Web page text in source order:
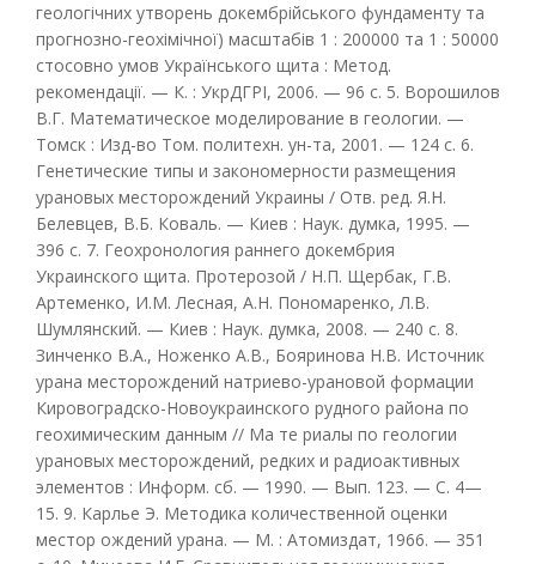
геологічних утворень докембрійського фундаменту та
прогнозно-геохімічної) масштабів 1 : 200000 та 1 : 50000
стосовно умов Українського щита : Метод.
рекомендації. — К. : УкрДГРІ, 2006. — 96 с. 5. Ворошилов
В.Г. Математическое моделирование в геологии. —
Томск : Изд-во Том. политехн. ун-та, 2001. — 124 с. 6.
Генетические типы и закономерности размещения
урановых месторождений Украины / Отв. ред. Я.Н.
Белевцев, В.Б. Коваль. — Киев : Наук. думка, 1995. —
396 с. 7. Геохронология раннего докембрия
Украинского щита. Протерозой / Н.П. Щербак, Г.В.
Артеменко, И.М. Лесная, А.Н. Пономаренко, Л.В.
Шумлянский. — Киев : Наук. думка, 2008. — 240 с. 8.
Зинченко В.А., Ноженко А.В., Бояринова Н.В. Источник
урана месторождений натриево-урановой формации
Кировоградско-Новоукраинского рудного района по
геохимическим данным // Ма те риалы по геологии
урановых месторождений, редких и радиоактивных
элементов : Информ. сб. — 1990. — Вып. 123. — С. 4—
15. 9. Карлье Э. Методика количественной оценки
местор ождений урана. — М. : Атомиздат, 1966. — 351